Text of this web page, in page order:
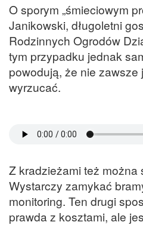
O sporym „śmieciowym
Janikowski, długoletni
Rodzinnych Ogrodów
tym przypadku jednak
powodują, że nie zawsze
wyrzucać.
Z kradzieżami też można
Wystarczy zamykać
monitoring. Ten drugi
prawda z kosztami, ale